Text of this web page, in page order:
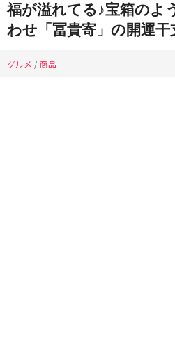
福が溢れてる♪宝箱のよ
わせ「冨貴寄」の開運干
グルメ /商品